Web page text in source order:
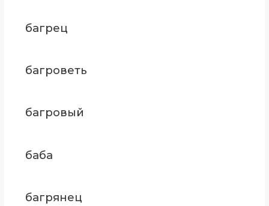
багрец
багроветь
багровый
баба
багрянец